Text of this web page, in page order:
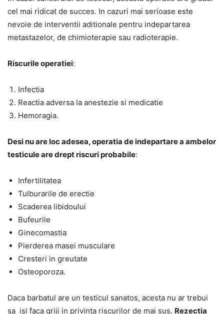
cel mai ridicat de succes. In cazuri mai serioase este
nevoie de interventii aditionale pentru indepartarea
metastazelor, de chimioterapie sau radioterapie.
Riscurile operatiei:
Infectia
Reactia adversa la anestezie si medicatie
Hemoragia.
Desi nu are loc adesea, operatia de indepartare a ambelor
testicule are drept riscuri probabile:
Infertilitatea
Tulburarile de erectie
Scaderea libidoului
Bufeurile
Ginecomastia
Pierderea masei musculare
Cresteri in greutate
Osteoporoza.
Daca barbatul are un testicul sanatos, acesta nu ar trebui
sa isi faca griji in privinta riscurilor de mai sus. Rezectia